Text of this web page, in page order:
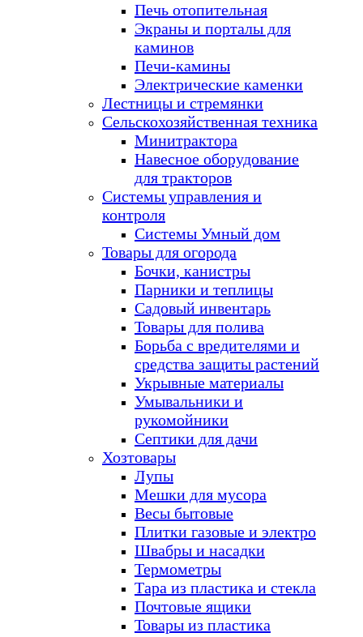
Печь отопительная
Экраны и порталы для
каминов
Печи-камины
Электрические каменки
Лестницы и стремянки
Сельскохозяйственная техника
Минитрактора
Навесное оборудование
для тракторов
Системы управления и
контроля
Системы Умный дом
Товары для огорода
Бочки, канистры
Парники и теплицы
Садовый инвентарь
Товары для полива
Борьба с вредителями и
средства защиты растений
Укрывные материалы
Умывальники и
рукомойники
Септики для дачи
Хозтовары
Лупы
Мешки для мусора
Весы бытовые
Плитки газовые и электро
Швабры и насадки
Термометры
Тара из пластика и стекла
Почтовые ящики
Товары из пластика